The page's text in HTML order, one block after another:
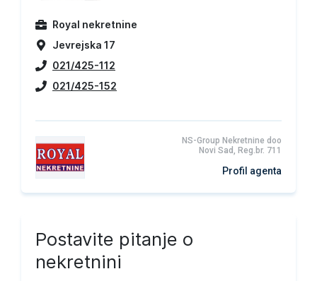
Royal nekretnine
Jevrejska 17
021/425-112
021/425-152
NS-Group Nekretnine doo
Novi Sad, Reg.br. 711
Profil agenta
Postavite pitanje o
nekretnini